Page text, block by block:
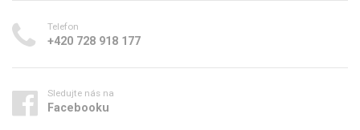
Telefon
+420 728 918 177
Sledujte nás na
Facebooku